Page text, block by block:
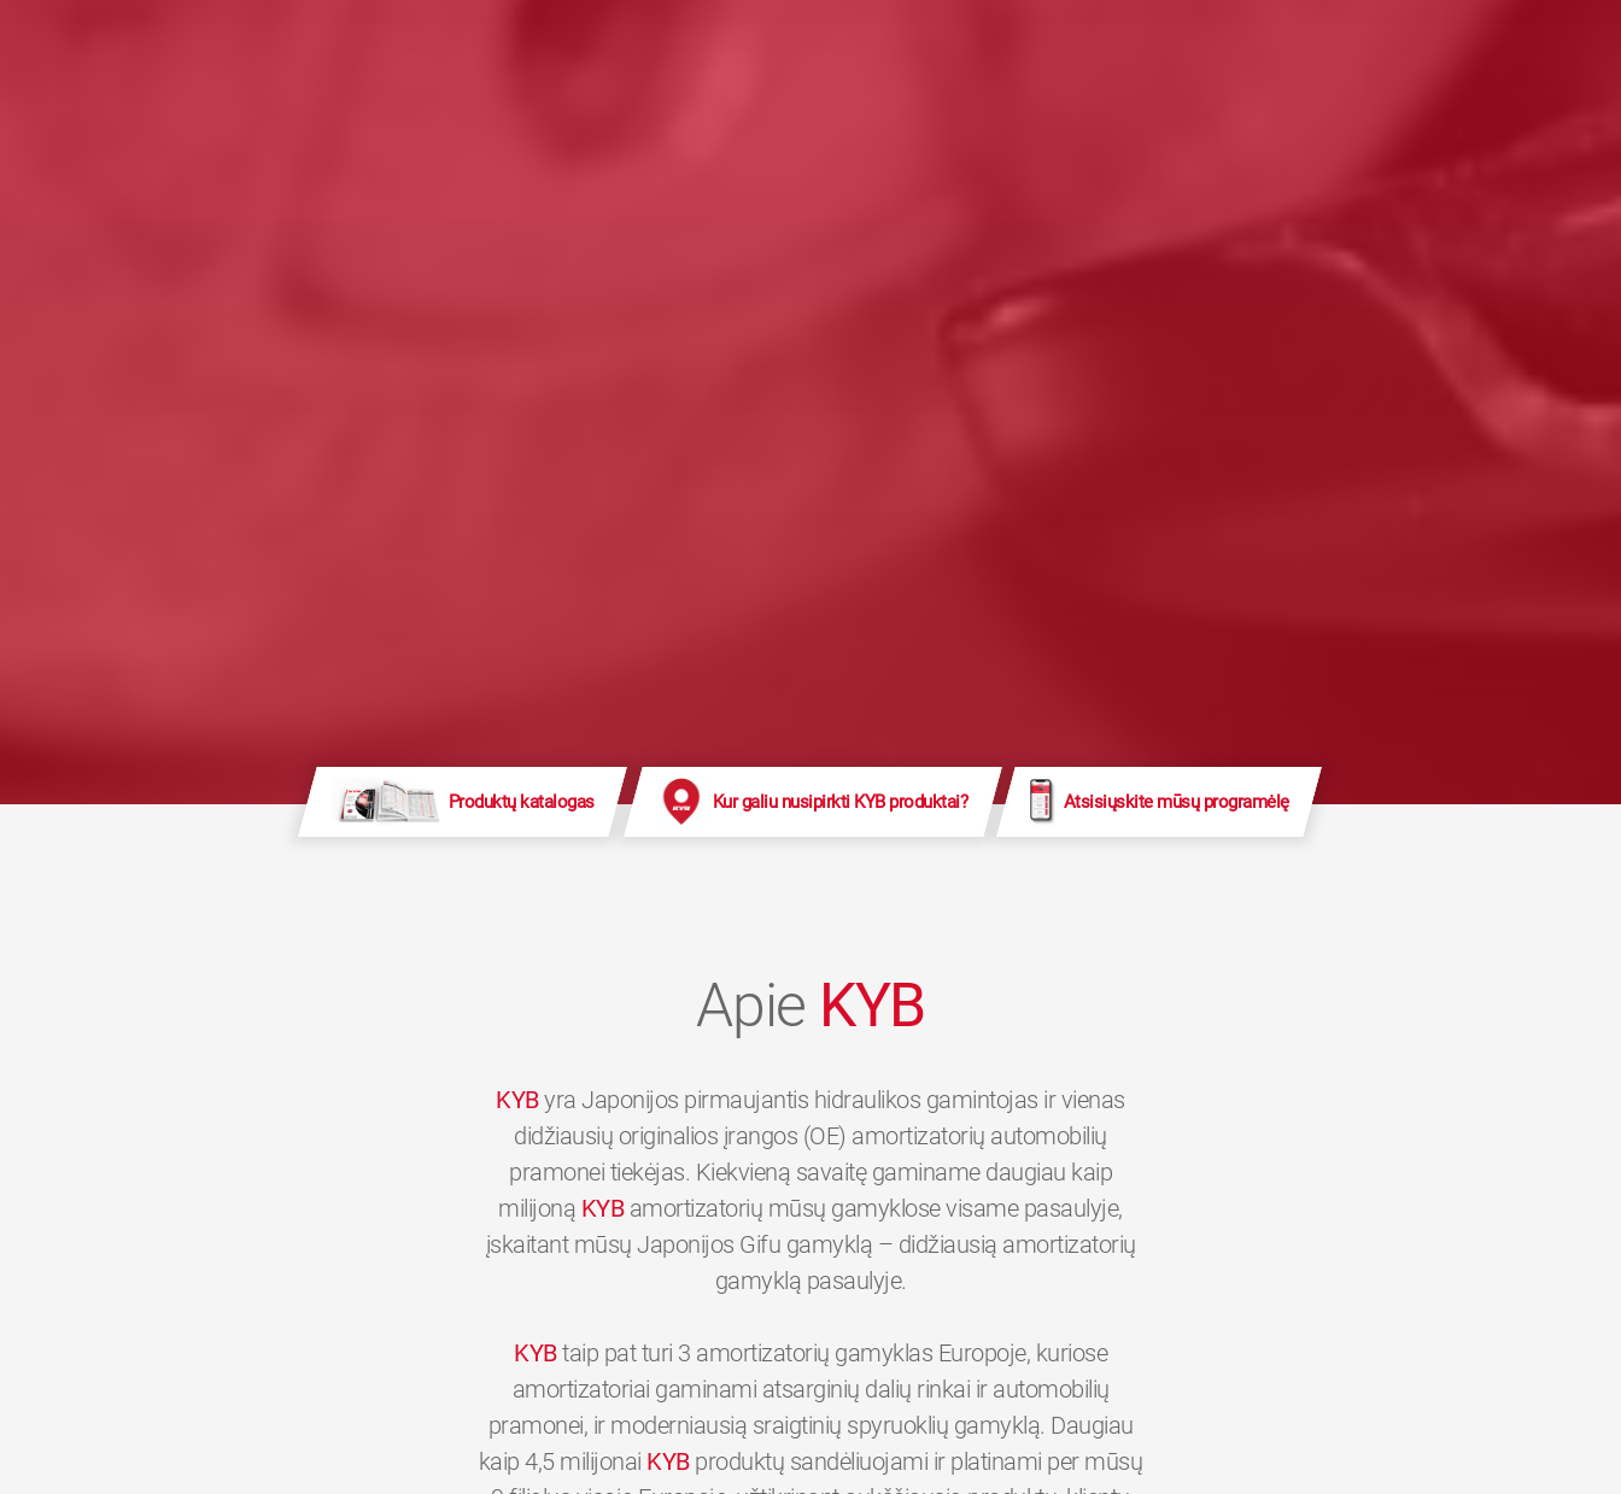
Produktų katalogas Kur galiu nusipirkti KYB produktai? Atsisiųskite mūsų programėlę
Apie KYB
KYByra Japonijos pirmaujantis hidraulikos gamintojas ir vienas
didžiausių originalios įrangos (OE) amortizatorių automobilių
pramonei tiekėjas. Kiekvieną savaitę gaminame daugiau kaip
milijoną KYBamortizatorių mūsų gamyklose visame pasaulyje,
įskaitant mūsų Japonijos Gifu gamyklą – didžiausią amortizatorių
gamyklą pasaulyje.
KYBtaip pat turi 3 amortizatorių gamyklas Europoje, kuriose
amortizatoriai gaminami atsarginių dalių rinkai ir automobilių
pramonei, ir moderniausią sraigtinių spyruoklių gamyklą. Daugiau
kaip 4,5 milijonai KYB produktų sandėliuojami ir platinami per mūsų